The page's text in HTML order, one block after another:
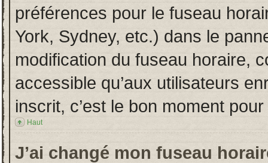
préférences pour le fuseau
York, Sydney, etc.) dans le
modification du fuseau horaire,
accessible qu’aux utilisateurs
inscrit, c’est le bon moment
Haut
J’ai changé mon fuseau